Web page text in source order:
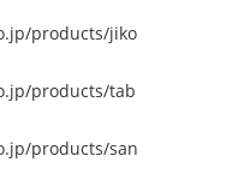
products/jiko
products/tab
products/san